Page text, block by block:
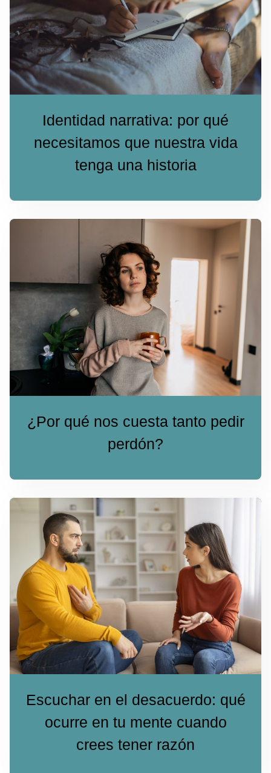
Identidad narrativa: por qué
necesitamos que nuestra vida
tenga una historia
¿Por qué nos cuesta tanto pedir
perdón?
Escuchar en el desacuerdo: qué
ocurre en tu mente cuando
crees tener razón